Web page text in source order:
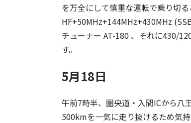
を万全にして慎重な運転で乗り切
HF+50MHz+144MHz+430MHz
チューナー AT-180 、それに430/
す。
5月18日
午前7時半、圏央道・入間ICから八
500kmを一気に走り抜けるため気